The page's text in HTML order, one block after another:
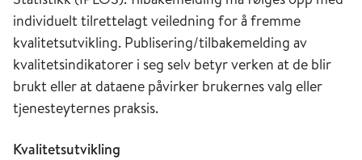
individuelt tilrettelagt veiledning for å fremme
kvalitetsutvikling. Publisering/tilbakemelding av
kvalitetsindikatorer i seg selv betyr verken at de blir
brukt eller at dataene påvirker brukernes valg eller
tjenesteyternes praksis.
Kvalitetsutvikling